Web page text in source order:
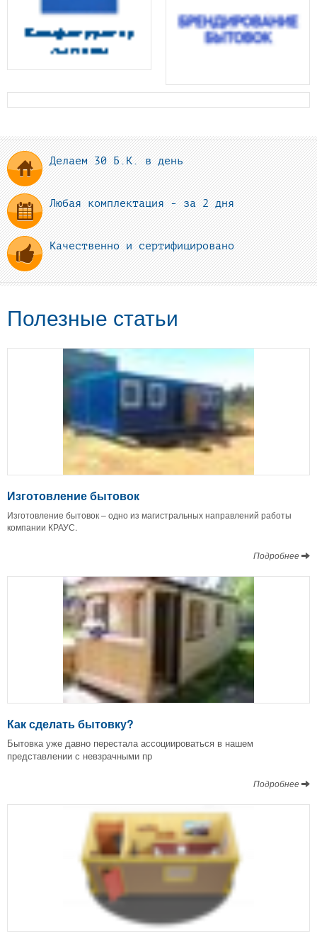
Делаем 30 Б.К. в день
Любая комплектация - за 2 дня
Качественно и сертифицировано
Полезные статьи
Изготовление бытовок
Изготовление бытовок – одно из магистральных направлений работы
компании КРАУС.
Подробнее
Как сделать бытовку?
Бытовка уже давно перестала ассоциироваться в нашем
представлении с невзрачными пр
Подробнее